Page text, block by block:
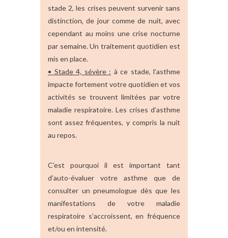
stade 2, les crises peuvent survenir sans
distinction, de jour comme de nuit, avec
cependant au moins une crise nocturne
par semaine. Un traitement quotidien est
mis en place.
• Stade 4, sévère : à ce stade, l’asthme
impacte fortement votre quotidien et vos
activités se trouvent limitées par votre
maladie respiratoire. Les crises d’asthme
sont assez fréquentes, y compris la nuit
au repos.
C’est pourquoi il est important tant
d’auto-évaluer votre asthme que de
consulter un pneumologue dès que les
manifestations de votre maladie
respiratoire s’accroissent, en fréquence
et/ou en intensité.